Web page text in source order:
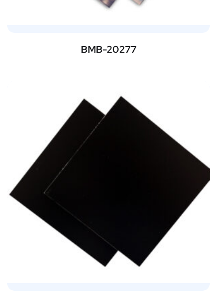
BMB-20277